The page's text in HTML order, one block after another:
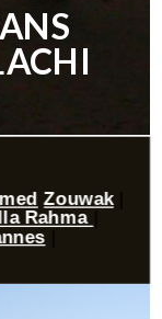
Zouwak|
Rahma
|